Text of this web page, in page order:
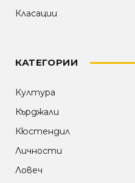
Класации
КАТЕГОРИИ
Култура
Кърджали
Кюстендил
Личности
Ловеч